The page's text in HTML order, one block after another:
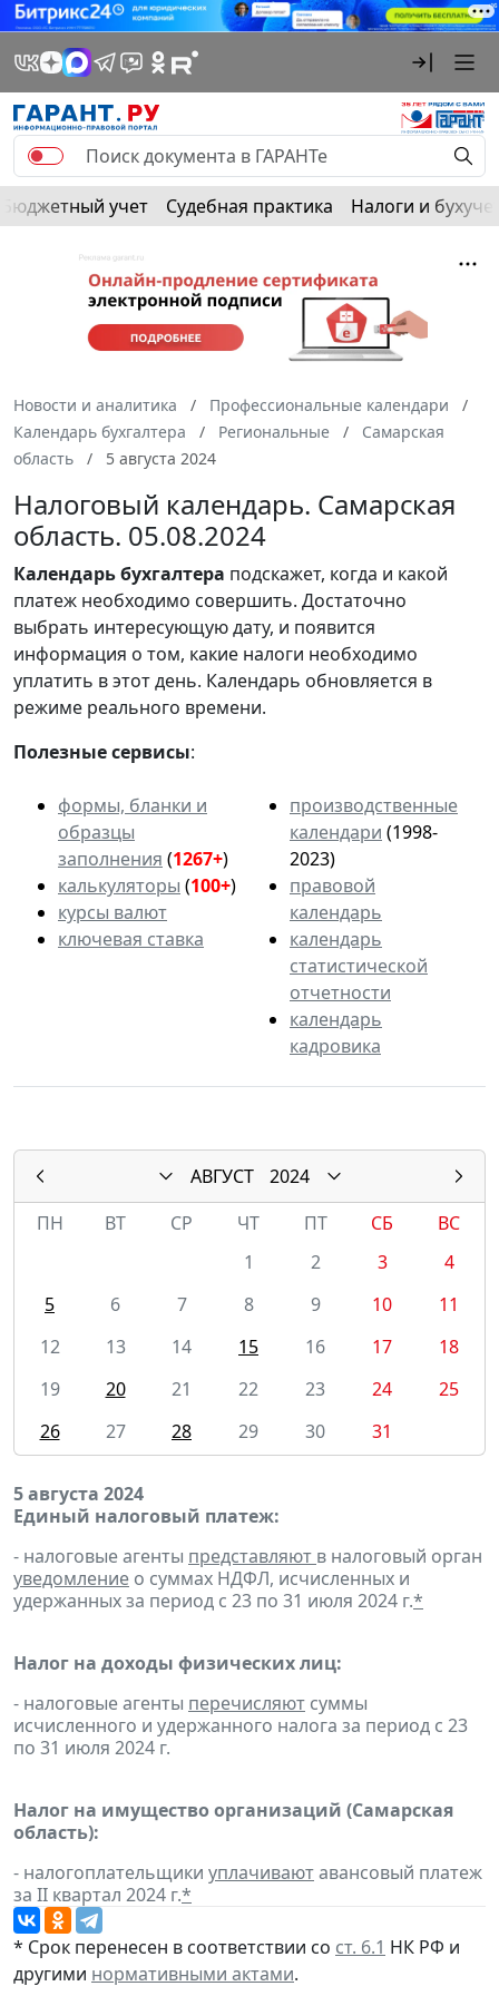
Бюджетный учет Судебная практика Налоги и
Новости и аналитика
Профессиональные календари
Календарь бухгалтера
Региональные
Самарская
область
5 августа 2024
Налоговый календарь. Самарская
область. 05.08.2024
Календарьбухгалтера подскажет, когда и какой
платеж необходимо совершить. Достаточно
выбрать интересующую дату, и появится
информация о том, какие налоги необходимо
уплатить в этот день. Календарь обновляется в
режиме реального времени.
Полезные сервисы:
формы, бланки и
образцы
заполнения (1267+)
калькуляторы (100+)
курсы валют
ключевая ставка
производственные
календари (1998-
2023)
правовой
календарь
календарь
статистической
отчетности
календарь
кадровика
АВГУСТ
2024
ПН
ВТ СР ЧТ ПТ СБ
ВС
1
2 3
4
5
6 7 8 9 10
11
12
13 14 15 16 17
18
19
20 21 22 23 24
25
26
27 28 29 30 31
5 августа 2024
Единый налоговый платеж:
- налоговые агенты представляют в налоговый орган
уведомление о суммах НДФЛ, исчисленных и
удержанных за период с 23 по 31 июля 2024 г.*
Налог на доходы физических лиц:
- налоговые агенты перечисляют суммы
исчисленного и удержанного налога за период с 23
по 31 июля 2024 г.
Налог на имущество организаций (Самарская
область):
- налогоплательщики уплачиваютавансовый платеж
за II квартал 2024 г.*
* Срок перенесен в соответствии со ст. 6.1 НК РФ и
другими нормативными актами.